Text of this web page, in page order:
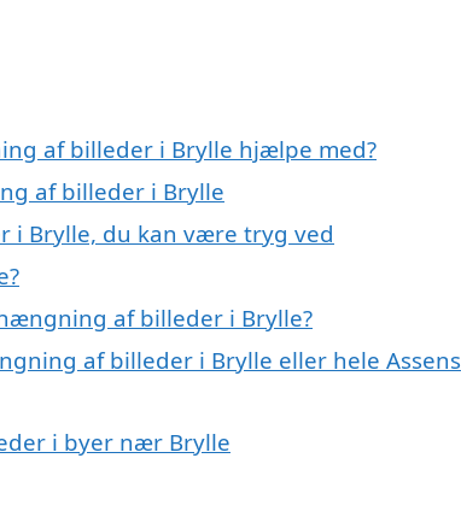
af billeder i Brylle hjælpe med?
af billeder i Brylle
i Brylle, du kan være tryg ved
af billeder i Brylle?
af billeder i Brylle eller hele Assens
i byer nær Brylle